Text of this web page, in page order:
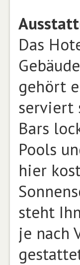
Das
gehört
serviert
Bars
Pools
hier
steht
je nach